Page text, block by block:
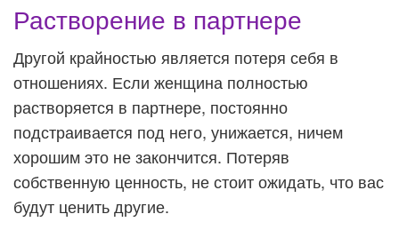
Растворение в партнере
Другой крайностью является потеря себя в
отношениях. Если женщина полностью
растворяется в партнере, постоянно
подстраивается под него, унижается, ничем
хорошим это не закончится. Потеряв
собственную ценность, не стоит ожидать, что вас
будут ценить другие.